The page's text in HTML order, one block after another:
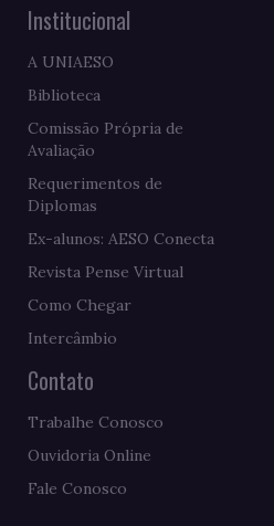
Institucional
A UNIAESO
Biblioteca
Comissão Própria de
Avaliação
Requerimentos de
Diplomas
Ex-alunos: AESO Conecta
Revista Pense Virtual
Como Chegar
Intercâmbio
Contato
Trabalhe Conosco
Ouvidoria Online
Fale Conosco